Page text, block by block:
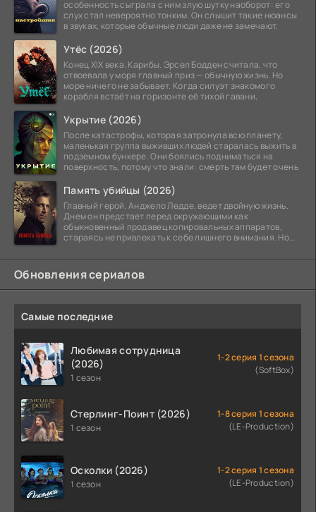
особенность сыграла с ним злую шутку наоборот: его
слух стал невероятно тонким. Он слышит такие нюансы
в звуках, которые обычные люди даже не замечают.
Утёс (2026)
Конец XIX века. Карибы. Эрсел Бодден считала, что
отвоевала у моря главный приз — обычную жизнь. Но
море ничего не забывает. Когда силуэт знакомого
корабля встаёт на горизонте её тихой гавани,
Укрытие (2026)
После катастрофы, которая затронула всю планету,
маленькая группа выживших людей старалась выжить в
подземном бункере. Они боялись подниматься на
поверхность, потому что знали: смерть там будет очень
Память убийцы (2026)
Главный герой, Анджело Ледде, ведет двойную жизнь.
Днем он предстает перед окружающими как
обыкновенный продавец копировальных аппаратов,
стараясь не привлекать к себе лишнего внимания. Но
Обновления сериалов
Самые последние
Любимая сотрудница
(2026)
1 сезон
1-2 серия 1 сезона
(SoftBox)
Стерлинг-Поинт (2026)
1 сезон
1-8 серия 1 сезона
(LE-Production)
Осколки (2026)
1 сезон
1-2 серия 1 сезона
(LE-Production)